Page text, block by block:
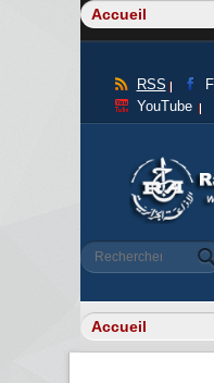
RSS
YouTube
Rechercher